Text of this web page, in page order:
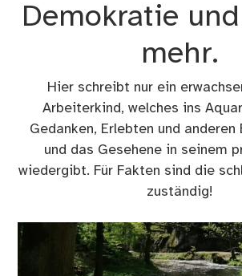
Demokratie
mehr.
Hier schreibt nur ein
Arbeiterkind, welches ins
Gedanken, Erlebten und anderen
und das Gesehene in seinem
wiedergibt. Für Fakten sind die
zuständig!